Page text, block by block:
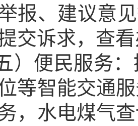
报、建议意
交诉求，查
五）便民服务
等智能交通
，水电煤气